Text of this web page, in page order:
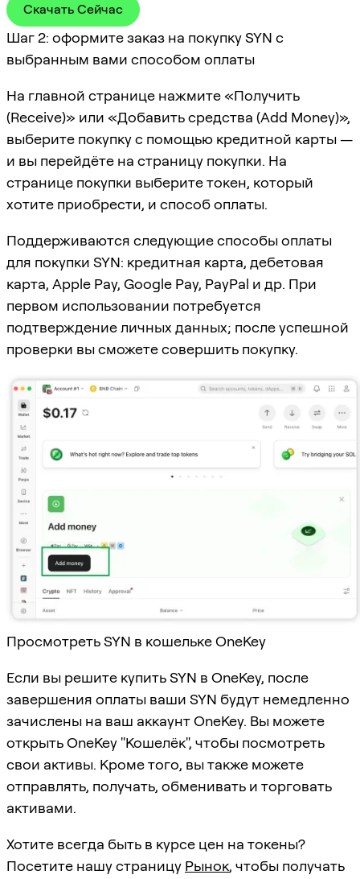
Скачать Сейчас
Шаг 2: оформите заказ на покупку SYN с
выбранным вами способом оплаты
На главной странице нажмите «Получить
(Receive)» или «Добавить средства (Add Money)»,
выберите покупку с помощью кредитной карты —
и вы перейдёте на страницу покупки. На
странице покупки выберите токен, который
хотите приобрести, и способ оплаты.
Поддерживаются следующие способы оплаты
для покупки SYN: кредитная карта, дебетовая
карта, Apple Pay, Google Pay, PayPal и др. При
первом использовании потребуется
подтверждение личных данных; после успешной
проверки вы сможете совершить покупку.
Просмотреть SYN в кошельке OneKey
Если вы решите купить SYN в OneKey, после
завершения оплаты ваши SYN будут немедленно
зачислены на ваш аккаунт OneKey. Вы можете
открыть OneKey "Кошелёк", чтобы посмотреть
свои активы. Кроме того, вы также можете
отправлять, получать, обменивать и торговать
активами.
Хотите всегда быть в курсе цен на токены?
Посетите нашу страницу Рынок, чтобы получать